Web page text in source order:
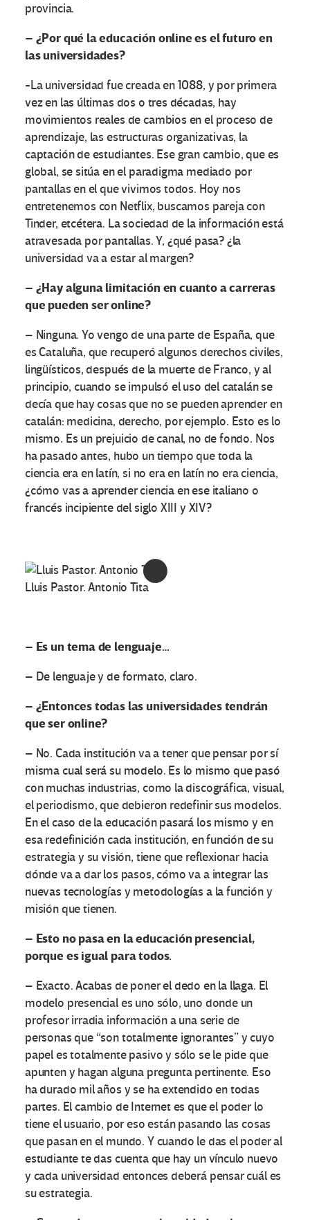
provincia.
– ¿Por qué la educación online es el futuro en
las universidades?
-La universidad fue creada en 1088, y por primera
vez en las últimas dos o tres décadas, hay
movimientos reales de cambios en el proceso de
aprendizaje, las estructuras organizativas, la
captación de estudiantes. Ese gran cambio, que es
global, se sitúa en el paradigma mediado por
pantallas en el que vivimos todos. Hoy nos
entretenemos con Netflix, buscamos pareja con
Tinder, etcétera. La sociedad de la información está
atravesada por pantallas. Y, ¿qué pasa? ¿la
universidad va a estar al margen?
– ¿Hay alguna limitación en cuanto a carreras
que pueden ser online?
– Ninguna. Yo vengo de una parte de España, que
es Cataluña, que recuperó algunos derechos civiles,
lingüísticos, después de la muerte de Franco, y al
principio, cuando se impulsó el uso del catalán se
decía que hay cosas que no se pueden aprender en
catalán: medicina, derecho, por ejemplo. Esto es lo
mismo. Es un prejuicio de canal, no de fondo. Nos
ha pasado antes, hubo un tiempo que toda la
ciencia era en latín, si no era en latín no era ciencia,
¿cómo vas a aprender ciencia en ese italiano o
francés incipiente del siglo XIII y XIV?
Lluis Pastor. Antonio Tita
– Es un tema de lenguaje…
– De lenguaje y de formato, claro.
– ¿Entonces todas las universidades tendrán
que ser online?
– No. Cada institución va a tener que pensar por sí
misma cual será su modelo. Es lo mismo que pasó
con muchas industrias, como la discográfica, visual,
el periodismo, que debieron redefinir sus modelos.
En el caso de la educación pasará los mismo y en
esa redefinición cada institución, en función de su
estrategia y su visión, tiene que reflexionar hacia
dónde va a dar los pasos, cómo va a integrar las
nuevas tecnologías y metodologías a la función y
misión que tienen.
– Esto no pasa en la educación presencial,
porque es igual para todos.
– Exacto. Acabas de poner el dedo en la llaga. El
modelo presencial es uno sólo, uno donde un
profesor irradia información a una serie de
personas que “son totalmente ignorantes” y cuyo
papel es totalmente pasivo y sólo se le pide que
apunten y hagan alguna pregunta pertinente. Eso
ha durado mil años y se ha extendido en todas
partes. El cambio de Internet es que el poder lo
tiene el usuario, por eso están pasando las cosas
que pasan en el mundo. Y cuando le das el poder al
estudiante te das cuenta que hay un vínculo nuevo
y cada universidad entonces deberá pensar cuál es
su estrategia.